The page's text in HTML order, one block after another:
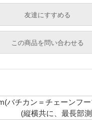
友達にすすめる
必須
必須
この商品を問い合わせる
必須
バチカン＝チェーンフ
(縦横共に、最長部